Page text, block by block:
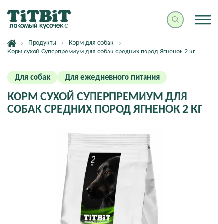
Продукты
Корм для собак
Корм сухой Суперпремиум для собак средних пород Ягненок 2 кг
Для собак Для ежедневного питания
КОРМ СУХОЙ СУПЕРПРЕМИУМ ДЛЯ
СОБАК СРЕДНИХ ПОРОД ЯГНЕНОК 2 КГ